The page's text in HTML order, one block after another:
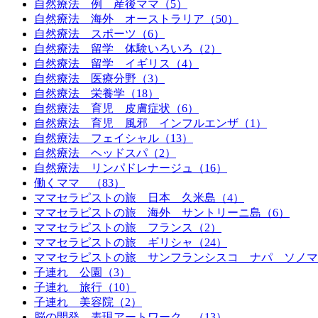
自然療法 例 産後ママ（5）
自然療法 海外 オーストラリア（50）
自然療法 スポーツ（6）
自然療法 留学 体験いろいろ（2）
自然療法 留学 イギリス（4）
自然療法 医療分野（3）
自然療法 栄養学（18）
自然療法 育児 皮膚症状（6）
自然療法 育児 風邪 インフルエンザ（1）
自然療法 フェイシャル（13）
自然療法 ヘッドスパ（2）
自然療法 リンパドレナージュ（16）
働くママ （83）
ママセラピストの旅 日本 久米島（4）
ママセラピストの旅 海外 サントリーニ島（6）
ママセラピストの旅 フランス（2）
ママセラピストの旅 ギリシャ（24）
ママセラピストの旅 サンフランシスコ ナパ ソノマ
子連れ 公園（3）
子連れ 旅行（10）
子連れ 美容院（2）